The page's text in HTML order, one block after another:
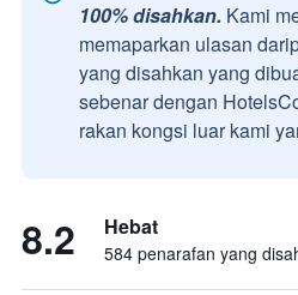
100% disahkan. Kami
memaparkan ulasan
yang disahkan yang
sebenar dengan
rakan kongsi luar kami
8.2 Hebat
584 penarafan yang